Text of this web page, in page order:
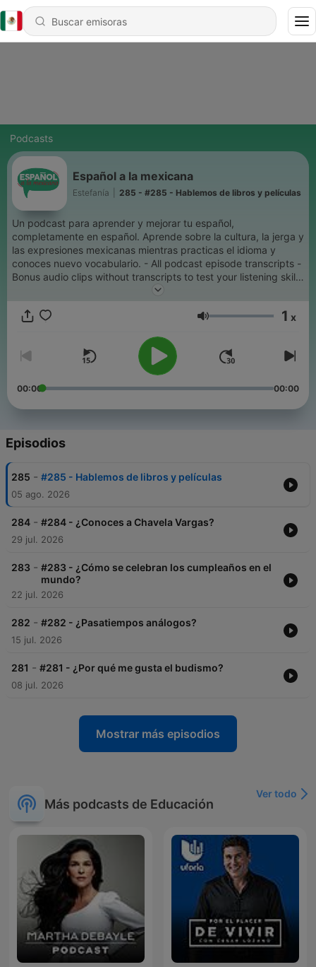
Podcasts
Español a la mexicana
Estefanía 285 - #285 - Hablemos de libros y películas
Un podcast para aprender y mejorar tu español,
completamente en español. Aprende sobre la cultura, la jerga y
las expresiones mexicanas mientras practicas el idioma y
conoces nuevo vocabulario. - All podcast episode transcripts -
Bonus audio clips without transcripts to test your listening skills
- Infographics on grammar, expressions, and vocabulary -
moving on to practice
BONUS AUDIOS FOR PATREON COMMUNITY MEMBERS HERE:
https://open.spotify.com/show/1f2k2ZRd9IQTd0M4EKnbYh
Volumen 1 x
00:00 00:00
Episodios
285 - #285 - Hablemos de libros y películas
05 ago. 2026
284 - #284 - ¿Conoces a Chavela Vargas?
29 jul. 2026
283 - #283 - ¿Cómo se celebran los cumpleaños en el
mundo?
22 jul. 2026
282 - #282 - ¿Pasatiempos análogos?
15 jul. 2026
281 - #281 - ¿Por qué me gusta el budismo?
08 jul. 2026
Mostrar más episodios
Más podcasts de Educación
Ver todo